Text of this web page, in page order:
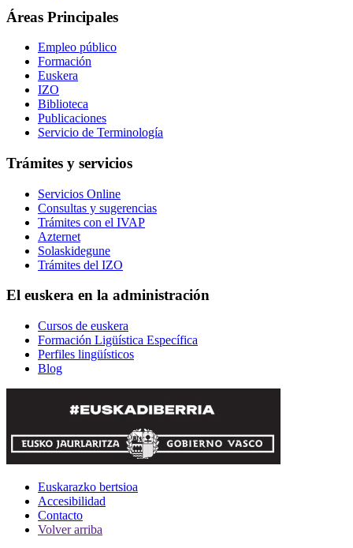
Áreas Principales
Empleo público
Formación
Euskera
IZO
Biblioteca
Publicaciones
Servicio de Terminología
Trámites y servicios
Servicios Online
Consultas y sugerencias
Trámites con el IVAP
Azternet
Solaskidegune
Trámites del IZO
El euskera en la administración
Cursos de euskera
Formación Ligüística Específica
Perfiles lingüísticos
Blog
Euskarazko bertsioa
Accesibilidad
Contacto
Volver arriba